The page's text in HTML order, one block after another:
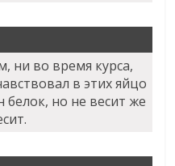
ни во время курса,
в этих яйцо
белок, но не весит же